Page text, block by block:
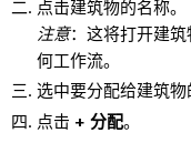
点击建筑物的名称。
注意：这将打开建
何工作流。
选中要分配给建筑物
点击 + 分配。